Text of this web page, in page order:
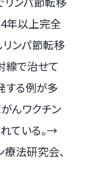
4年以上完全
リンパ節転移
線で治せて
する例が多
んワクチン
ている。→
法研究会、